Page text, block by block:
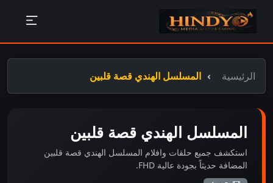
الرئيسية المسلسل الهندي قصة قلبين
المسلسل الهندي قصة قلبين
استكشف جميع حلقات وافلام المسلسل الهندي قصة قلبين
المضافة حديثاً بجودة عالية FHD.